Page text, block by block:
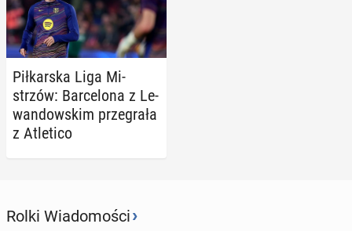
Pił­kar­ska Liga Mi­
strzów: Bar­ce­lo­na z Le­
wan­dow­skim prze­gra­ła
z Atle­ti­co
Rolki Wiadomości›